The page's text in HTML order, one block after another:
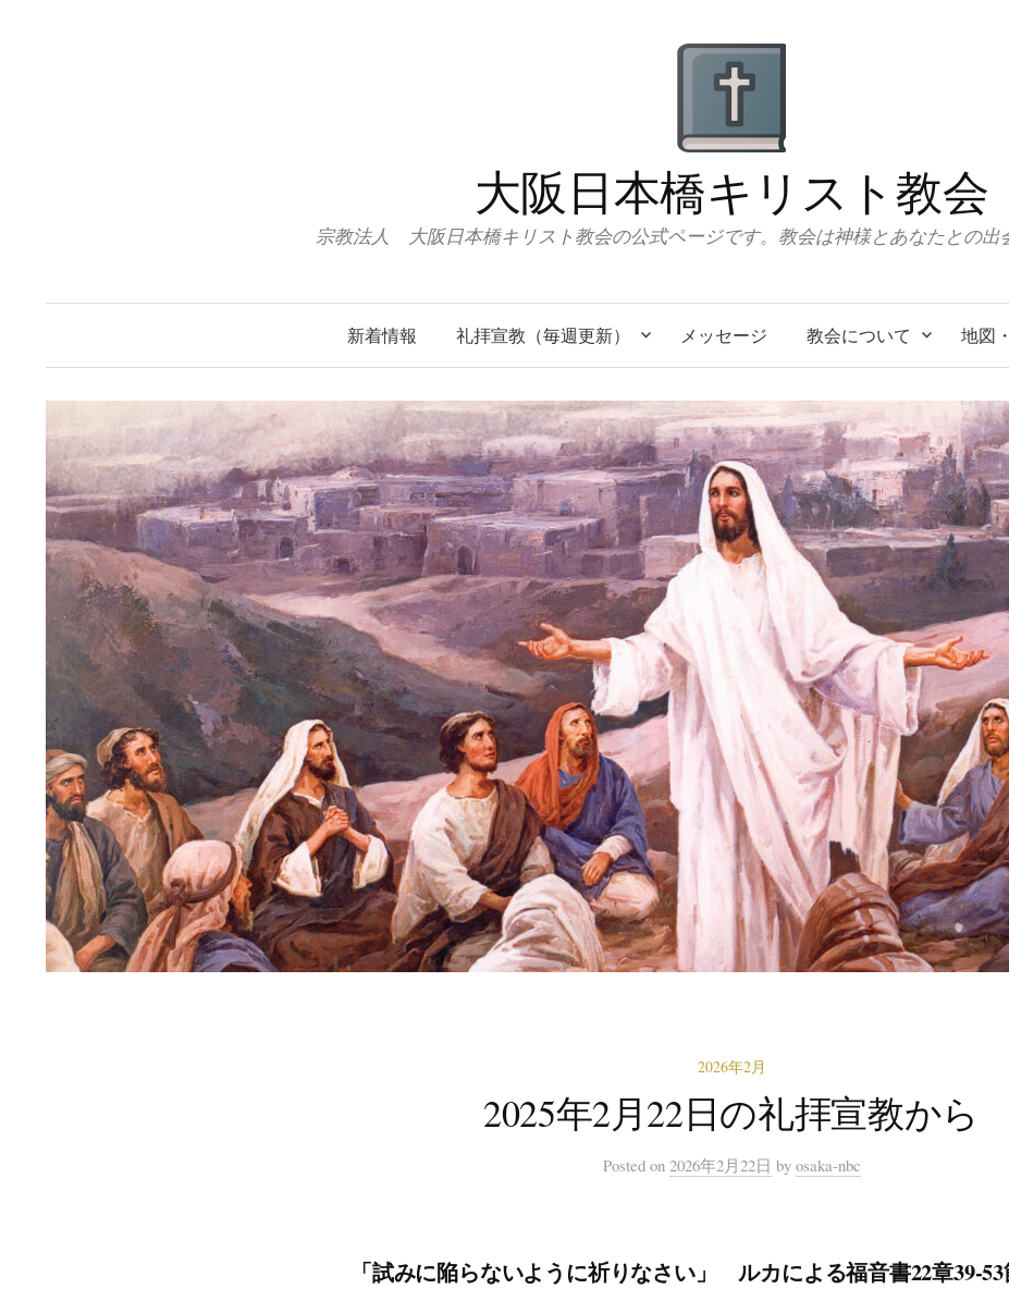
大阪日本橋キリスト教会
宗教法人 大阪日本橋キリスト教会の公式ページです。教会は神様とあなたとの出
新着情報 礼拝宣教（毎週更新） メッセージ 教会について 地図
2026年2月
2025年2月22日の礼拝宣教から
Posted on 2026年2月22日 by osaka-nbc
「試みに陥らないように祈りなさい」 ルカによる福音書22章39-